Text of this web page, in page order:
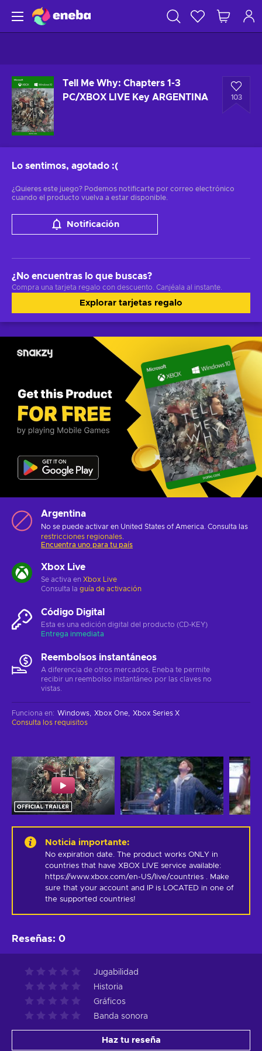
Tell Me Why: Chapters 1-3
PC/XBOX LIVE Key ARGENTINA
103
Lo sentimos, agotado :(
¿Quieres este juego? Podemos notificarte por correo electrónico
cuando el producto vuelva a estar disponible.
Notificación
¿No encuentras lo que buscas?
Compra una tarjeta regalo con descuento. Canjéala al instante.
Explorar tarjetas regalo
Argentina
No se puede activar en United States of America. Consulta las
restricciones regionales
Encuentra uno para tu país
Xbox Live
Se activa en Xbox Live
Consulta la guía de activación
Código Digital
Esta es una edición digital del producto (CD-KEY)
Entrega inmediata
Reembolsos instantáneos
A diferencia de otros mercados, Eneba te permite
recibir un reembolso instantáneo por las claves no
vistas.
Funciona en: Windows Xbox One
Xbox Series X
Consulta los requisitos
Noticia importante:
No expiration date. The product works ONLY in
countries that have XBOX LIVE service available:
https://www.xbox.com/en-US/live/countries . Make
sure that your account and IP is LOCATED in one of
the supported countries!
Reseñas: 0
Jugabilidad
Historia
Gráficos
Banda sonora
Haz tu reseña